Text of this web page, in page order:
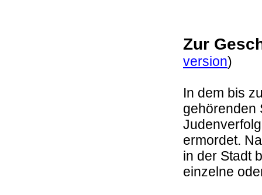
Zur
version)
In dem bis
gehörenden
ermordet.
in der Stadt
einzelne